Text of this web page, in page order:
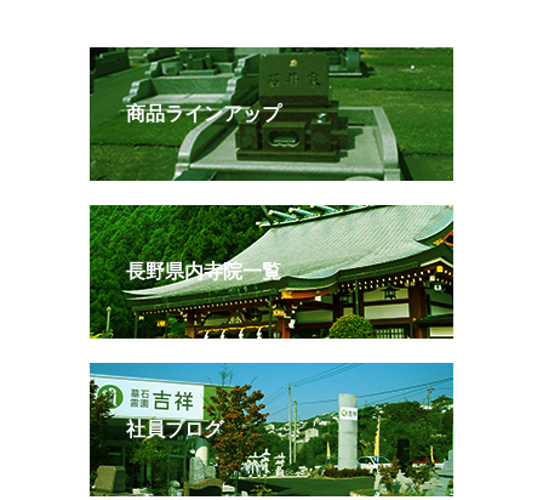
商品ラインアップ
長野県内寺院一覧
社員ブログ